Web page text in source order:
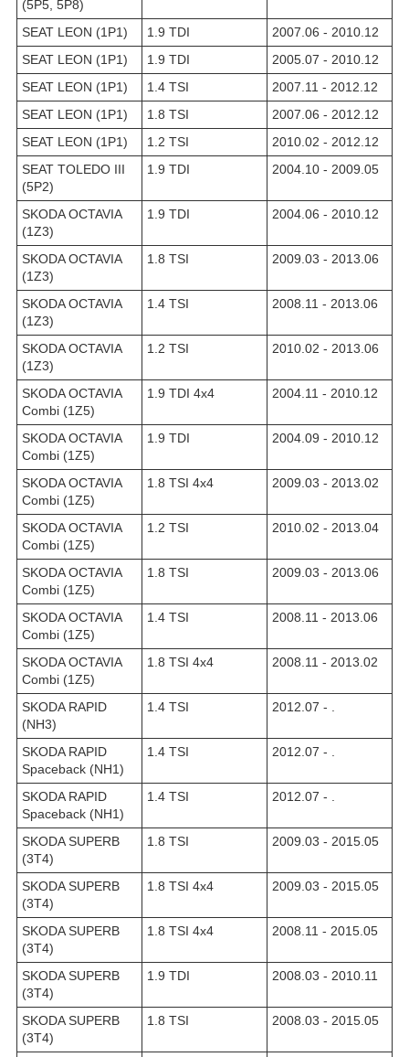
(5P5, 5P8)
SEAT LEON (1P1)
1.9 TDI
2007.06 - 2010.12
SEAT LEON (1P1)
1.9 TDI
2005.07 - 2010.12
SEAT LEON (1P1)
1.4 TSI
2007.11 - 2012.12
SEAT LEON (1P1)
1.8 TSI
2007.06 - 2012.12
SEAT LEON (1P1)
1.2 TSI
2010.02 - 2012.12
SEAT TOLEDO III
(5P2)
1.9 TDI 2004.10 - 2009.05
SKODA OCTAVIA
(1Z3)
1.9 TDI 2004.06 - 2010.12
SKODA OCTAVIA
(1Z3)
1.8 TSI 2009.03 - 2013.06
SKODA OCTAVIA
(1Z3)
1.4 TSI 2008.11 - 2013.06
SKODA OCTAVIA
(1Z3)
1.2 TSI 2010.02 - 2013.06
SKODA OCTAVIA
Combi (1Z5)
1.9 TDI 4x4 2004.11 - 2010.12
SKODA OCTAVIA
Combi (1Z5)
1.9 TDI 2004.09 - 2010.12
SKODA OCTAVIA
Combi (1Z5)
1.8 TSI 4x4 2009.03 - 2013.02
SKODA OCTAVIA
Combi (1Z5)
1.2 TSI 2010.02 - 2013.04
SKODA OCTAVIA
Combi (1Z5)
1.8 TSI 2009.03 - 2013.06
SKODA OCTAVIA
Combi (1Z5)
1.4 TSI 2008.11 - 2013.06
SKODA OCTAVIA
Combi (1Z5)
1.8 TSI 4x4 2008.11 - 2013.02
SKODA RAPID
(NH3)
1.4 TSI 2012.07 - .
SKODA RAPID
Spaceback (NH1)
1.4 TSI 2012.07 - .
SKODA RAPID
Spaceback (NH1)
1.4 TSI 2012.07 - .
SKODA SUPERB
(3T4)
1.8 TSI 2009.03 - 2015.05
SKODA SUPERB
(3T4)
1.8 TSI 4x4 2009.03 - 2015.05
SKODA SUPERB
(3T4)
1.8 TSI 4x4 2008.11 - 2015.05
SKODA SUPERB
(3T4)
1.9 TDI 2008.03 - 2010.11
SKODA SUPERB
(3T4)
1.8 TSI 2008.03 - 2015.05